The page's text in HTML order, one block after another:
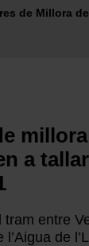
de Millora
a
entre
de